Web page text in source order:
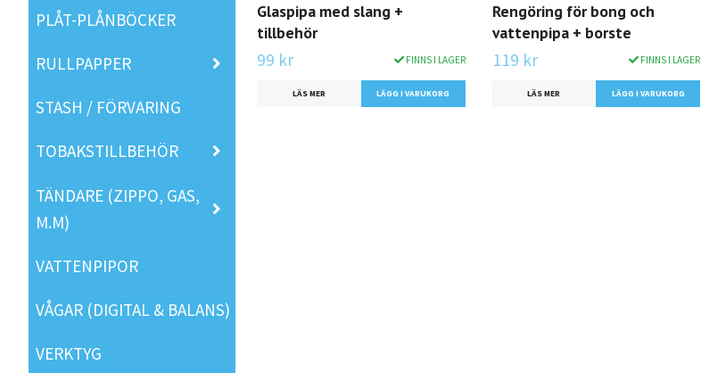
PLÅT-PLÅNBÖCKER
RULLPAPPER
STASH / FÖRVARING
TOBAKSTILLBEHÖR
TÄNDARE (ZIPPO, GAS,
M.M)
VATTENPIPOR
VÅGAR (DIGITAL & BALANS)
VERKTYG
Glaspipa med slang +
tillbehör
99 kr FINNS I LAGER
LÄS MER LÄGG I VARUKORG
Rengöring för bong och
vattenpipa + borste
119 kr FINNS I LAGER
LÄS MER LÄGG I VARUKORG